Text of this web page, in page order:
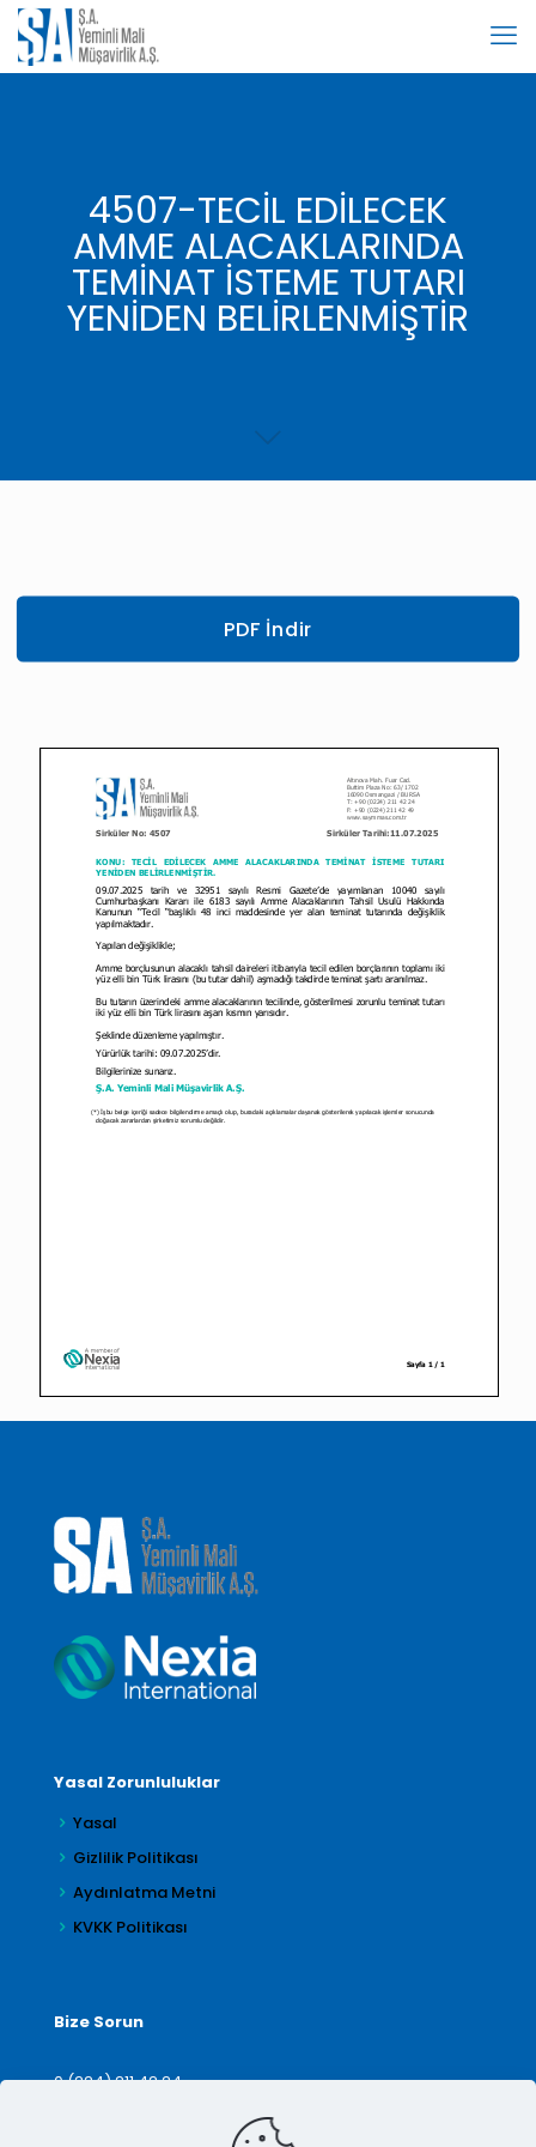
4507-TECİL EDİLECEK
AMME ALACAKLARINDA
TEMİNAT İSTEME TUTARI
YENİDEN BELİRLENMİŞTİR
PDF İndir
Yasal Zorunluluklar
Yasal
Gizlilik Politikası
Aydınlatma Metni
KVKK Politikası
Bize Sorun
0 (224) 211 42 24